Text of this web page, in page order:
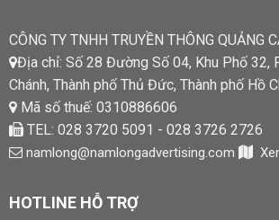
CÔNG TY TNHH TRUYỀN THÔNG QUẢNG
Địa chỉ: Số 28 Đường Số 04, Khu Phố 32,
Chánh, Thành phố Thủ Đức, Thành phố Hồ
Mã số thuế: 0310886606
TEL: 028 3720 5091 - 028 3726 2726
namlong@namlongadvertising.com
HOTLINE HỖ TRỢ